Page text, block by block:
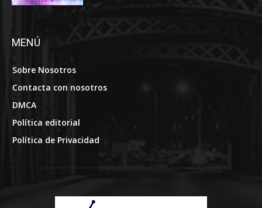
MENÚ
Sobre Nosotros
Contacta con nosotros
DMCA
Política editorial
Política de Privacidad